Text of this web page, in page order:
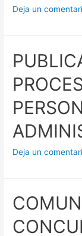
Deja un
Deja un